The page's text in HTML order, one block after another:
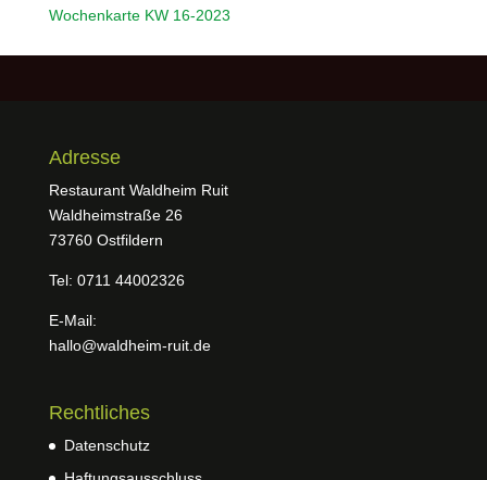
Wochenkarte KW 16-2023
Adresse
Restaurant Waldheim Ruit
Waldheimstraße 26
73760 Ostfildern
Tel: 0711 44002326
E-Mail:
hallo@waldheim-ruit.de
Rechtliches
Datenschutz